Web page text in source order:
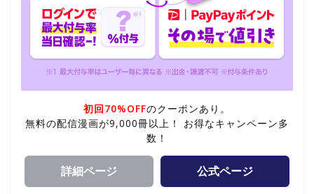
初回70%OFFのクーポンあり。
無料の配信漫画が9,000冊以上！ お得なキャンペーン多
数！
詳細ページ 公式ページ